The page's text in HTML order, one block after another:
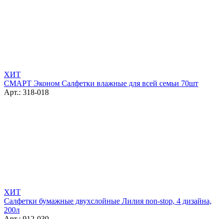
ХИТ
СМАРТ Эконом Салфетки влажные для всей семьи 70шт
Арт.: 318-018
ХИТ
Салфетки бумажные двухслойные Лилия non-stop, 4 дизайна,
200л